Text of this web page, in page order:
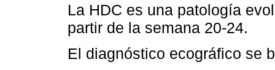
La HDC es una patología
partir de la semana 20-24.
El diagnóstico ecográfico se